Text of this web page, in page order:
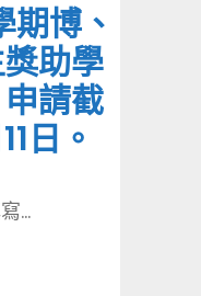
期博、
助學
請截
日。
...